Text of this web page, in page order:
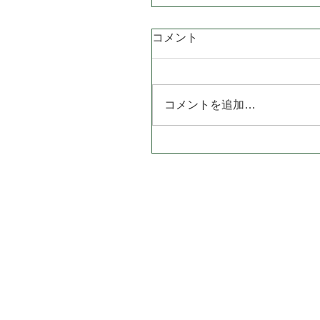
コメント
コメントを追加…